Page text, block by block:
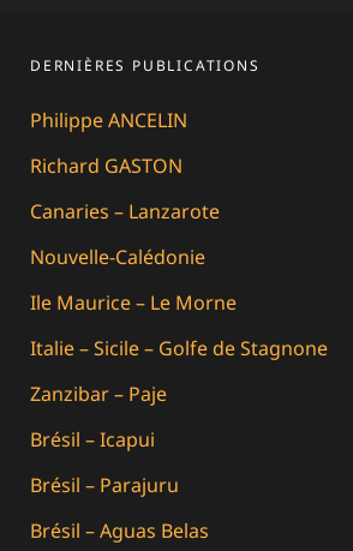
DERNIÈRES PUBLICATIONS
Philippe ANCELIN
Richard GASTON
Canaries – Lanzarote
Nouvelle-Calédonie
Ile Maurice – Le Morne
Italie – Sicile – Golfe de Stagnone
Zanzibar – Paje
Brésil – Icapui
Brésil – Parajuru
Brésil – Aguas Belas